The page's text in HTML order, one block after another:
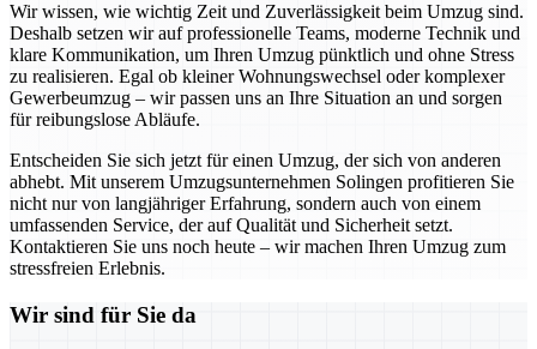
Wir wissen, wie wichtig Zeit und Zuverlässigkeit beim Umzug sind.
Deshalb setzen wir auf professionelle Teams, moderne Technik und
klare Kommunikation, um Ihren Umzug pünktlich und ohne Stress
zu realisieren. Egal ob kleiner Wohnungswechsel oder komplexer
Gewerbeumzug – wir passen uns an Ihre Situation an und sorgen
für reibungslose Abläufe.
Entscheiden Sie sich jetzt für einen Umzug, der sich von anderen
abhebt. Mit unserem Umzugsunternehmen Solingen profitieren Sie
nicht nur von langjähriger Erfahrung, sondern auch von einem
umfassenden Service, der auf Qualität und Sicherheit setzt.
Kontaktieren Sie uns noch heute – wir machen Ihren Umzug zum
stressfreien Erlebnis.
Wir sind für Sie da